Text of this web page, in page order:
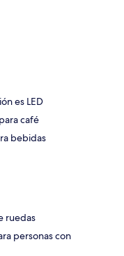
es LED
café
bebidas
ruedas
personas con